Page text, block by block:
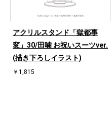
アクリルスタンド「獄都事
変」30/田噛 お祝いスーツver.
(描き下ろしイラスト)
￥1,815